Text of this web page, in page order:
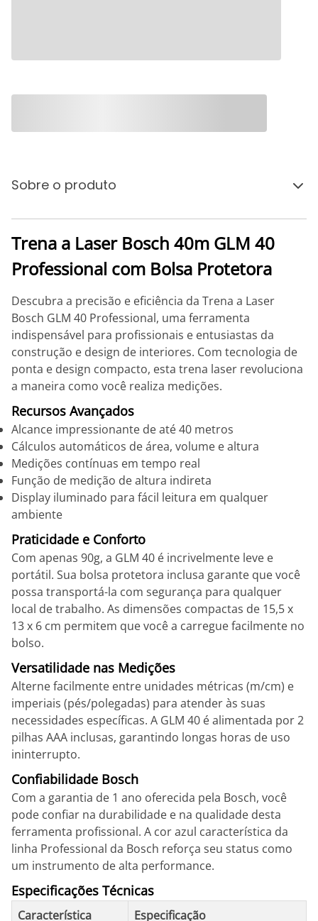
Sobre o produto
Trena a Laser Bosch 40m GLM 40
Professional com Bolsa Protetora
Descubra a precisão e eficiência da Trena a Laser
Bosch GLM 40 Professional, uma ferramenta
indispensável para profissionais e entusiastas da
construção e design de interiores. Com tecnologia de
ponta e design compacto, esta trena laser revoluciona
a maneira como você realiza medições.
Recursos Avançados
Alcance impressionante de até 40 metros
Cálculos automáticos de área, volume e altura
Medições contínuas em tempo real
Função de medição de altura indireta
Display iluminado para fácil leitura em qualquer
ambiente
Praticidade e Conforto
Com apenas 90g, a GLM 40 é incrivelmente leve e
portátil. Sua bolsa protetora inclusa garante que você
possa transportá-la com segurança para qualquer
local de trabalho. As dimensões compactas de 15,5 x
13 x 6 cm permitem que você a carregue facilmente no
bolso.
Versatilidade nas Medições
Alterne facilmente entre unidades métricas (m/cm) e
imperiais (pés/polegadas) para atender às suas
necessidades específicas. A GLM 40 é alimentada por 2
pilhas AAA inclusas, garantindo longas horas de uso
ininterrupto.
Confiabilidade Bosch
Com a garantia de 1 ano oferecida pela Bosch, você
pode confiar na durabilidade e na qualidade desta
ferramenta profissional. A cor azul característica da
linha Professional da Bosch reforça seu status como
um instrumento de alta performance.
Especificações Técnicas
Característica
Especificação